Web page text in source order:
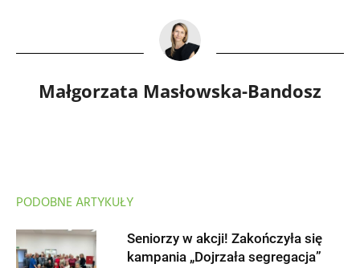
Małgorzata Masłowska-Bandosz
PODOBNE ARTYKUŁY
Seniorzy w akcji! Zakończyła się
kampania „Dojrzała segregacja”